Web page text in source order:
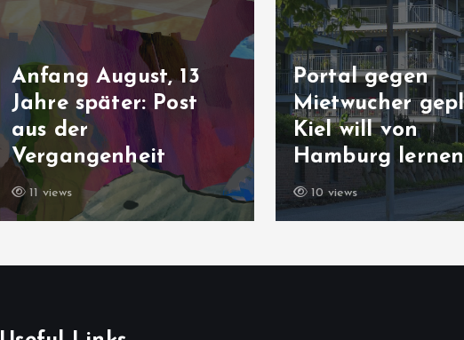
Anfang August, 13
Jahre später: Post
aus der
Vergangenheit
11 views
Portal gegen
Mietwucher
Kiel will von
Hamburg lernen
10 views